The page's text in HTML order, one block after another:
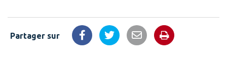
Partager sur Partager sur Facebook
Partager sur Twitter
Partager par email
Imprimer la